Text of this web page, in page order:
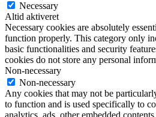
Necessary
Altid aktiveret
Necessary cookies are absolutely
function properly. This category only
basic functionalities and security
cookies do not store any personal
Non-necessary
Non-necessary
Any cookies that may not be
to function and is used specifically to